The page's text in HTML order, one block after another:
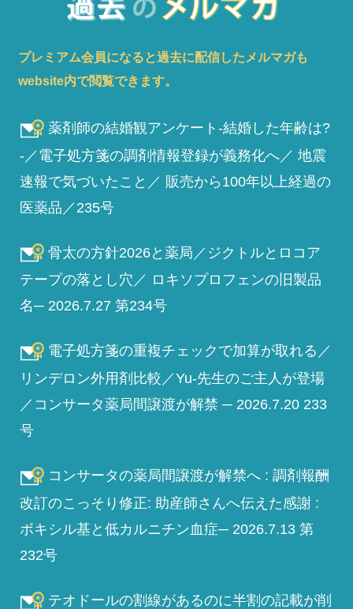
プレミアム会員になると過去に配信したメルマガも
website内で閲覧できます。
薬剤師の結婚観アンケート-結婚した年齢は?
-／電子処方箋の調剤情報登録が義務化へ／ 地震
速報で気づいたこと／ 販売から100年以上経過の
医薬品／235号
骨太の方針2026と薬局／ジクトルとロコア
テープの落とし穴／ ロキソプロフェンの旧製品
名─ 2026.7.27 第234号
電子処方箋の重複チェックで加算が取れる／
リンデロン外用剤比較／Yu-先生のご主人が登場
／コンサータ薬局間譲渡が解禁 ─ 2026.7.20 233
号
コンサータの薬局間譲渡が解禁へ : 調剤報酬
改訂のこっそり修正: 助産師さんへ伝えた感謝 :
ボキシル基と低カルニチン血症─ 2026.7.13 第
232号
テオドールの割線があるのに半割の記載が削